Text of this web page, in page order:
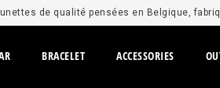
de qualité pensées en Belgique,
BRACELET ACCESSORIES